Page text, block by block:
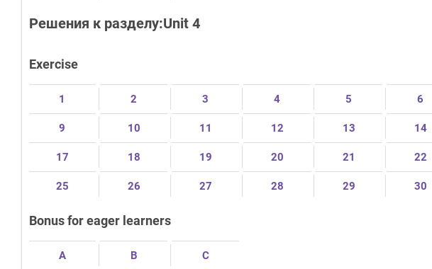
Решения к разделу:Unit 4
Exercise
1 2 3 4 5 6
9 10 11 12 13 14
17 18 19 20 21 22
25 26 27 28 29 30
Bonus for eager learners
A B C